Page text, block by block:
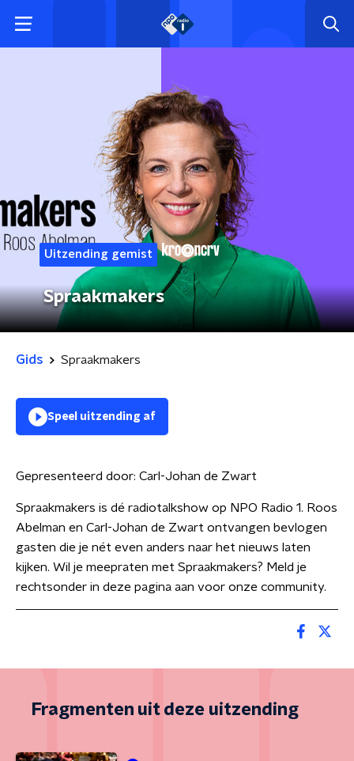
Uitzending gemist
Spraakmakers
Gids Spraakmakers
Speel uitzending af
Gepresenteerd door: Carl-Johan de Zwart
Spraakmakers is dé radiotalkshow op NPO Radio 1. Roos
Abelman en Carl-Johan de Zwart ontvangen bevlogen
gasten die je nét even anders naar het nieuws laten
kijken. Wil je meepraten met Spraakmakers? Meld je
rechtsonder in deze pagina aan voor onze community.
Fragmenten uit deze uitzending